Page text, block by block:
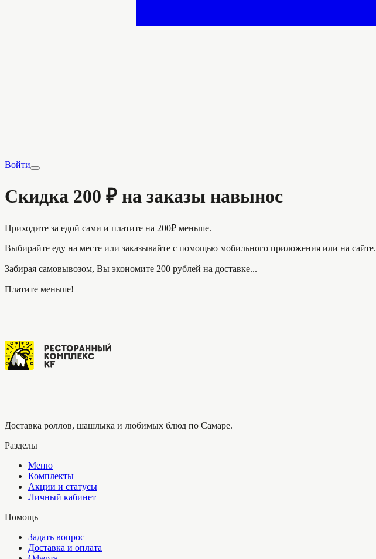
Войти
Скидка 200 ₽ на заказы навынос
Приходите за едой сами и платите на 200₽ меньше.
Выбирайте еду на месте или заказывайте с помощью мобильного приложения или на сайте.
Забирая самовывозом, Вы экономите 200 рублей на доставке...
Платите меньше!
Доставка роллов, шашлыка и любимых блюд по Самаре.
Разделы
Меню
Комплекты
Акции и статусы
Личный кабинет
Помощь
Задать вопрос
Доставка и оплата